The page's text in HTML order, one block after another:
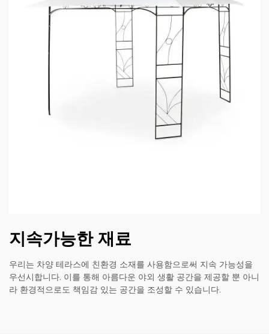
지속가능한 재료
우리는 차양 테라스에 친환경 소재를 사용함으로써 지속 가능성을
우선시합니다. 이를 통해 아름다운 야외 생활 공간을 제공할 뿐 아니
라 환경적으로도 책임감 있는 공간을 조성할 수 있습니다.